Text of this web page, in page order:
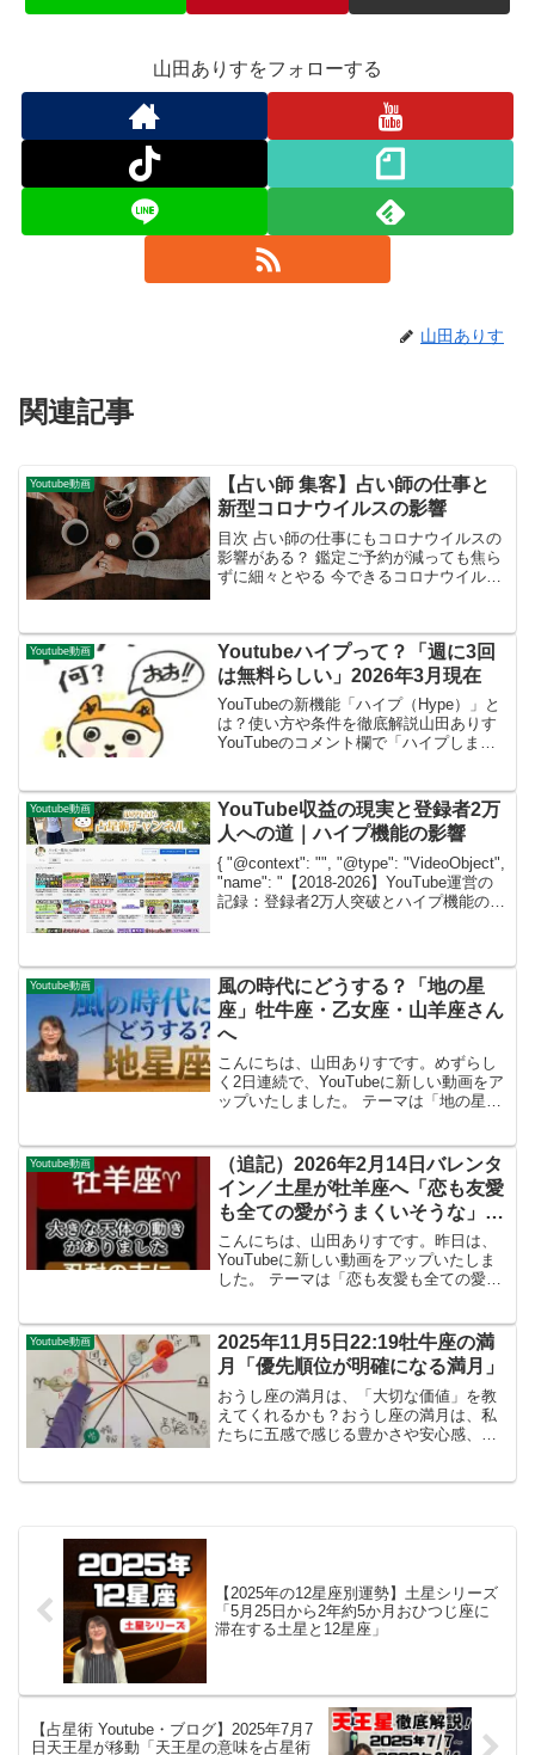
山田ありすをフォローする
山田ありす
関連記事
Youtube動画
【占い師 集客】占い師の仕事と
新型コロナウイルスの影響
目次 占い師の仕事にもコロナウイルスの
影響がある？ 鑑定ご予約が減っても焦ら
ずに細々とやる 今できるコロナウイルス
グをこの機会にスタートする1.【占い師
集...
Youtube動画
Youtubeハイプって？「週に3回
は無料らしい」2026年3月現在
YouTubeの新機能「ハイプ（Hype）」と
は？使い方や条件を徹底解説山田ありす
YouTubeのコメント欄で「ハイプしまし
いのではないでしょうか？注目の新機能
「ハイプ...
Youtube動画
YouTube収益の現実と登録者2万
人への道｜ハイプ機能の影響
{ "@context": "", "@type": "VideoObject",
"name": "【2018-2026】YouTube運営の
記録：登録者2万人突破とハイプ機能の影
Youtube動画
風の時代にどうする？「地の星
座」牡牛座・乙女座・山羊座さん
へ
こんにちは、山田ありすです。めずらし
く2日連続で、YouTubeに新しい動画をア
ップいたしました。 テーマは「地の星座
する中、視聴者さまにヒントをもらいつ
つ😿更...
Youtube動画
（追記）2026年2月14日バレンタ
イン／土星が牡羊座へ「恋も友愛
も全ての愛がうまくいそうな」
TOP3星座ランキング
こんにちは、山田ありすです。昨日は、
YouTubeに新しい動画をアップいたしま
した。 テーマは「恋も友愛も全ての愛が
メッセージしています！牡羊座土星につ
いても、追...
Youtube動画
2025年11月5日22:19牡牛座の満
月「優先順位が明確になる満月」
おうし座の満月は、「大切な価値」を教
えてくれるかも？おうし座の満月は、私
たちに五感で感じる豊かさや安心感、そ
【2025年の12星座別運勢】土星シリーズ
「5月25日から2年約5か月おひつじ座に
滞在する土星と12星座」
【占星術 Youtube・ブログ】2025年7月7
日天王星が移動「天王星の意味を占星術